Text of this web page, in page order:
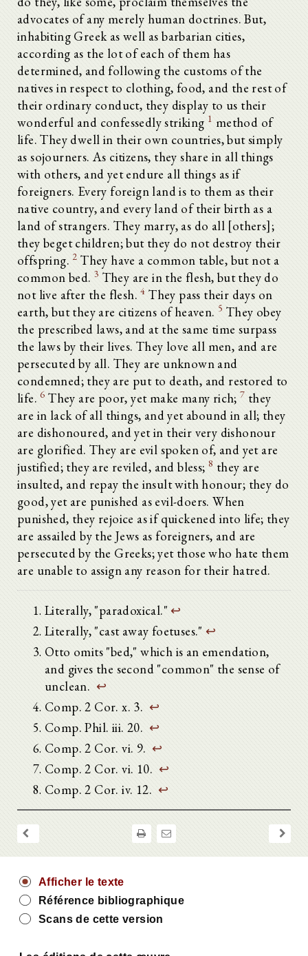
advocates of any merely human doctrines. But,
inhabiting Greek as well as barbarian cities,
according as the lot of each of them has
determined, and following the customs of the
natives in respect to clothing, food, and the rest of
their ordinary conduct, they display to us their
wonderful and confessedly striking 1 method of
life. They dwell in their own countries, but simply
as sojourners. As citizens, they share in all things
with others, and yet endure all things as if
foreigners. Every foreign land is to them as their
native country, and every land of their birth as a
land of strangers. They marry, as do all [others];
they beget children; but they do not destroy their
offspring. 2 They have a common table, but not a
common bed. 3 They are in the flesh, but they do
not live after the flesh.4 They pass their days on
earth, but they are citizens of heaven. 5 They obey
the prescribed laws, and at the same time surpass
the laws by their lives. They love all men, and are
persecuted by all. They are unknown and
condemned; they are put to death, and restored to
life.6 They are poor, yet make many rich;7 they
are in lack of all things, and yet abound in all; they
are dishonoured, and yet in their very dishonour
are glorified. They are evil spoken of, and yet are
justified; they are reviled, and bless; 8 they are
insulted, and repay the insult with honour; they do
good, yet are punished as evil-doers. When
punished, they rejoice as if quickened into life; they
are assailed by the Jews as foreigners, and are
persecuted by the Greeks; yet those who hate them
are unable to assign any reason for their hatred.
Literally, "paradoxical." ↩
Literally, "cast away foetuses." ↩
Otto omits "bed," which is an emendation,
and gives the second "common" the sense of
unclean. ↩
Comp. 2 Cor. x. 3. ↩
Comp. Phil. iii. 20. ↩
Comp. 2 Cor. vi. 9. ↩
Comp. 2 Cor. vi. 10. ↩
Comp. 2 Cor. iv. 12. ↩
Afficher le texte
Référence bibliographique
Scans de cette version